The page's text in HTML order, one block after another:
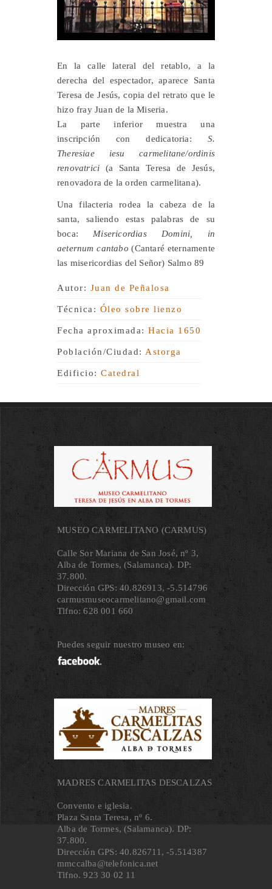
En la calle lateral del retablo, a la
derecha del espectador, aparece Santa
Teresa de Jesús, copia del retrato que le
hizo fray Juan de la Miseria.
La parte inferior muestra una
inscripción con dedicatoria: S.
Theresiae iesu carmelitane/ordinis
renovatrici (a Santa Teresa de Jesús,
renovadora de la orden carmelitana).
Una filacteria rodea la cabeza de la
santa, saliendo estas palabras de su
boca: Misericordias Domini, in
aeternum cantabo (Cantaré eternamente
las misericordias del Señor) Salmo 89
Autor: Juan de Peñalosa
Técnica: Óleo sobre lienzo
Fecha aproximada: Hacia 1650
Población/Ciudad: Astorga
Edificio: Catedral
MUSEO CARMELITANO (CARMUS)
Calle Sor Mariana de San José, nº 3,
Alba de Tormes, (Salamanca). DP:
37.800.
Dirección GPS: 40.826913, ‐5.514796
carmusmuseocarmelitano@gmail.com
Tlfno: 628 001 660
Puedes seguir nuestro museo en:
MADRES CARMELITAS DESCALZAS
Convento e iglesia.
Plaza Santa Teresa, nº 6.
Alba de Tormes, (Salamanca). DP:
37.800.
Dirección GPS: 40.826711, ‐5.514387
mmccalba@telefonica.net
Tlfno. 923 30 02 11